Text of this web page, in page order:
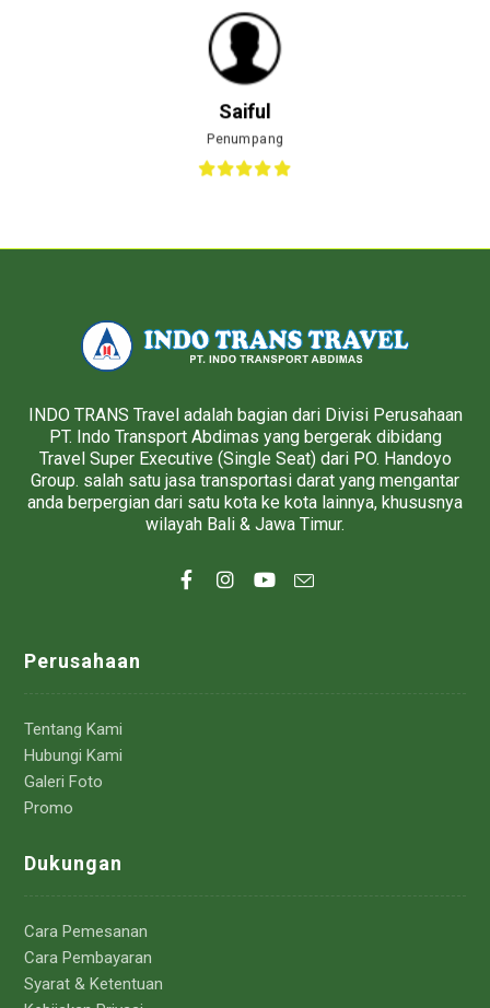
Saiful
Penumpang
INDO TRANS Travel adalah bagian dari Divisi Perusahaan
PT. Indo Transport Abdimas yang bergerak dibidang
Travel Super Executive (Single Seat) dari PO. Handoyo
Group. salah satu jasa transportasi darat yang mengantar
anda berpergian dari satu kota ke kota lainnya, khususnya
wilayah Bali & Jawa Timur.
Perusahaan
Tentang Kami
Hubungi Kami
Galeri Foto
Promo
Dukungan
Cara Pemesanan
Cara Pembayaran
Syarat & Ketentuan